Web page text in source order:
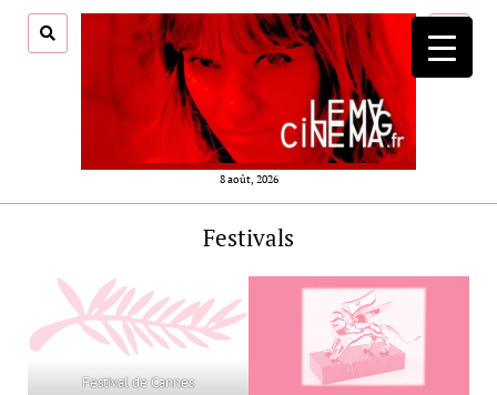
8 août, 2026
menu
Festivals
Festival de Cannes